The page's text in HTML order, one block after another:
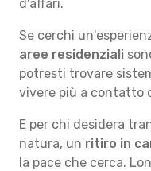
d'affari.
Se cerchi
aree residenziali
potresti trovare
vivere più a contatto
E per chi desidera
natura, un ritiro in
la pace che cerca.